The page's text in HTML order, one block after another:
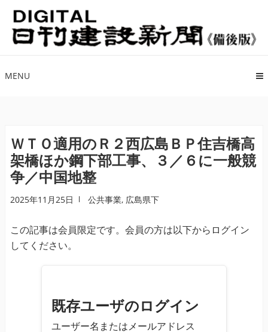
ナ
ビ
ゲ
シ
ス
キ
ッ
プ
コ
ン
テ
ツ
ッ
プ
MENU
ＷＴＯ適用のＲ２西広島ＢＰ住吉橋高
架橋ほか鋼下部工事、３／６に一般競
争／中国地整
2025年11月25日 公共事業, 広島県下
この記事は会員限定です。会員の方は以下からログイン
してください。
既存ユーザのログイン
ユーザー名またはメールアドレス